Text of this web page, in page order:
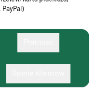
PayPal)